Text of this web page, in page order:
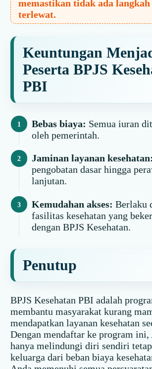
memastikan tidak ada langkah
terlewat.
Keuntungan
Peserta BPJS
PBI
Bebas biaya: Semua iuran
oleh pemerintah.
Jaminan layanan kesehatan:
pengobatan dasar hingga
lanjutan.
Kemudahan akses: Berlaku
fasilitas kesehatan yang
dengan BPJS Kesehatan.
Penutup
BPJS Kesehatan PBI adalah
membantu masyarakat kurang
mendapatkan layanan kesehatan
Dengan mendaftar ke program
hanya melindungi diri sendiri
keluarga dari beban biaya